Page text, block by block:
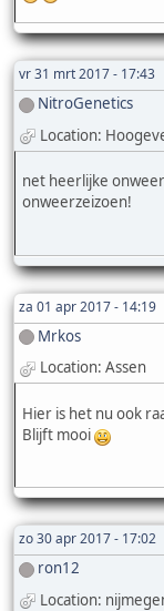
vr 31 mrt 2017 - 17:43
NitroGenetics
Location:
net heerlijke
onweerzeizoen!
za 01 apr 2017 - 14:19
Mrkos
Location: Assen
Hier is het nu ook
Blijft mooi
zo 30 apr 2017 - 17:02
ron12
Location: